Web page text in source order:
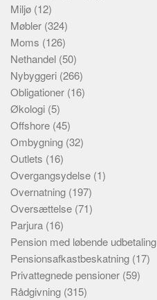
Miljø (12)
Møbler (324)
Moms (126)
Nethandel (50)
Nybyggeri (266)
Obligationer (16)
Økologi (5)
Offshore (45)
Ombygning (32)
Outlets (16)
Overgangsydelse (1)
Overnatning (197)
Oversættelse (71)
Parjura (16)
Pension med løbende udbetaling
Pensionsafkastbeskatning (17)
Privattegnede pensioner (59)
Rådgivning (315)